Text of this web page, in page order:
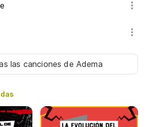
las cancionesde Adema